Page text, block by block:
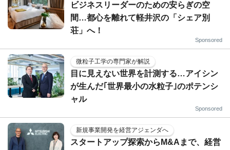
ビジネスリーダーのための安らぎの空
間…都心を離れて軽井沢の「シェア別
荘」へ！
Sponsored
微粒子工学の専門家が解説
目に見えない世界を計測する…アイシン
が生んだ｢世界最小の水粒子｣のポテンシ
ャル
Sponsored
新規事業開発を経営アジェンダへ
スタートアップ探索からM&Aまで、経営